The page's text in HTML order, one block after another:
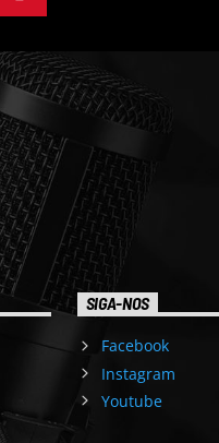
SIGA-NOS
Facebook
Instagram
Youtube